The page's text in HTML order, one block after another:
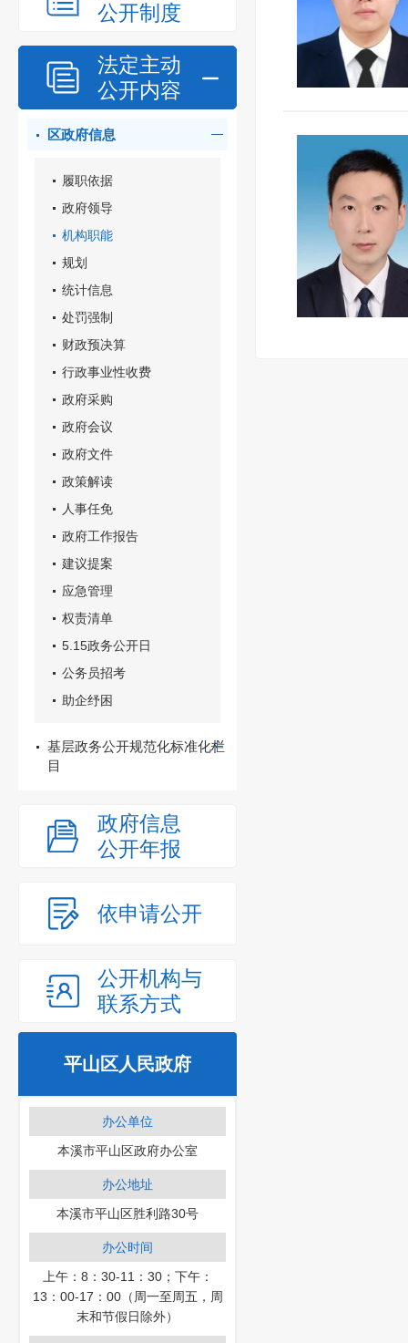
公开制度
法定主动
公开内容
区政府信息
履职依据
政府领导
机构职能
规划
统计信息
处罚强制
财政预决算
行政事业性收费
政府采购
政府会议
政府文件
政策解读
人事任免
政府工作报告
建议提案
应急管理
权责清单
5.15政务公开日
公务员招考
助企纾困
基层政务公开规范化标准化栏
目
政府信息
公开年报
依申请公开
公开机构与
联系方式
平山区人民政府
办公单位
本溪市平山区政府办公室
办公地址
本溪市平山区胜利路30号
办公时间
上午：8：30-11：30；下午：
13：00-17：00（周一至周五，周
末和节假日除外）